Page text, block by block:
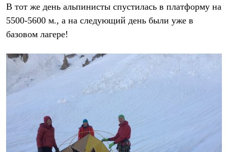
Куртки
Штормовая одежда
Куртки
Софтшелл одежда
Куртки
Флисовая одежда
Куртки
Термобелье
Теплое термобелье
Среднее термобелье
Легкое термобелье
В тот же день альпинисты спустилась в платформу на
5500-5600 м., а на следующий день были уже в
базовом лагере!